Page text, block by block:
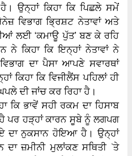
ਉਨ੍ਹਾਂ ਕਿਹਾ ਕਿ ਪਿਛਲੇ ਸਮੇਂ
ਵਿਭਾਗ ਭ੍ਰਿਸ਼ਟ ਨੇਤਾਵਾਂ ਅਤੇ
ਲਈ ‘ਕਮਾਊ ਪੁੱਤ’ ਬਣ ਕੇ ਰਹਿ
ਕਿਹਾ ਕਿ ਇਨ੍ਹਾਂ ਨੇਤਾਵਾਂ ਨੇ
ਦਾ ਪੈਸਾ ਆਪਣੇ ਸਵਾਰਥਾਂ
ਕਿ ਵਿਜੀਲੈਂਸ ਪਹਿਲਾਂ ਹੀ
ਦੀ ਜਾਂਚ ਕਰ ਰਿਹਾ ਹੈ।
ਕਿ ਭਾਵੇਂ ਸਹੀ ਰਕਮ ਦਾ ਹਿਸਾਬ
ਪਰ ਹੜ੍ਹਾਂ ਕਾਰਨ ਸੂਬੇ ਨੂੰ ਲਗਪਗ
ਦਾ ਨੁਕਸਾਨ ਹੋਇਆ ਹੈ। ਉਨ੍ਹਾਂ
ਦਾ ਜ਼ਮੀਨੀ ਮੁਲਾਂਕਣ ਸਥਿਤੀ `ਤੇ